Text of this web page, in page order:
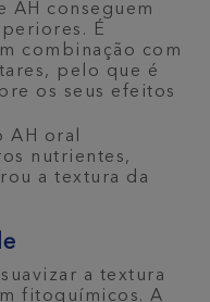
AH conseguem
É
combinação com
pelo que é
os seus efeitos
AH oral
nutrientes,
a textura da
a textura
fitoquímicos. A